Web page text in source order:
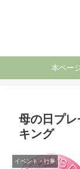
本ペー
母の日プ
キング
イベント・行事